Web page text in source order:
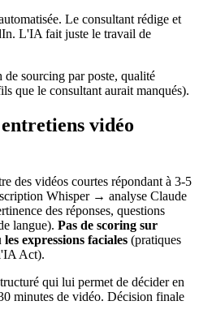
Le consultant rédige et
L'IA fait juste le travail de
de sourcing par poste, qualité
que le consultant aurait manqués).
vidéo
des vidéos courtes répondant à 3-5
Whisper → analyse Claude
des réponses, questions
langue). Pas de scoring sur
expressions faciales (pratiques
Act).
qui lui permet de décider en
minutes de vidéo. Décision finale